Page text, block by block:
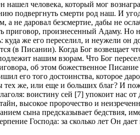
нашел человека, который мог
подвергнуть смерти род наш. И
не даровал безсмертие, дабы не
приговор, произнесенный Адаму.
же его переселил, и неужели он
(в Писании). Когда Бог возвещает
нашим взорам. Что Бог
об этом божественное
его того достоинства, которое
тех же, или еще и больших благ? И
воистину сей [7] упокоит нас
высокое пророчество и
сына предсказывает бедствия,
Господа: за сколько лет Он